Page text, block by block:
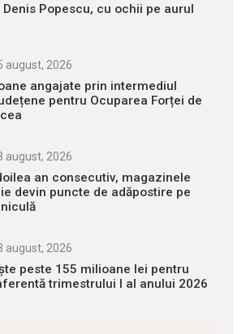
Denis Popescu, cu ochii pe aurul
august, 2026
angajate prin intermediul
pentru Ocuparea Forței de
august, 2026
an consecutiv, magazinele
devin puncte de adăpostire pe
august, 2026
peste 155 milioane lei pentru
trimestrului I al anului 2026